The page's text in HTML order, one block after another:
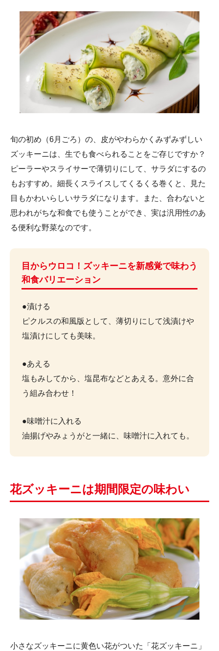
旬の初め（6月ごろ）の、皮がやわらかくみずみずしい
ズッキーニは、生でも食べられることをご存じですか？
ピーラーやスライサーで薄切りにして、サラダにするの
もおすすめ。細長くスライスしてくるくる巻くと、見た
目もかわいらしいサラダになります。また、合わないと
思われがちな和食でも使うことができ、実は汎用性のあ
る便利な野菜なのです。
目からウロコ！ズッキーニを新感覚で味わう
和食バリエーション
●漬ける
ピクルスの和風版として、薄切りにして浅漬けや
塩漬けにしても美味。
●あえる
塩もみしてから、塩昆布などとあえる。意外に合
う組み合わせ！
●味噌汁に入れる
油揚げやみょうがと一緒に、味噌汁に入れても。
花ズッキーニは期間限定の味わい
小さなズッキーニに黄色い花がついた「花ズッキーニ」